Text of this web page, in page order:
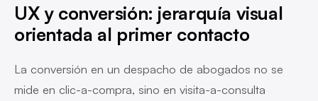
UX y conversión: jerarquía visual
orientada al primer contacto
La conversión en un despacho de abogados no se
mide en clic-a-compra, sino en visita-a-consulta